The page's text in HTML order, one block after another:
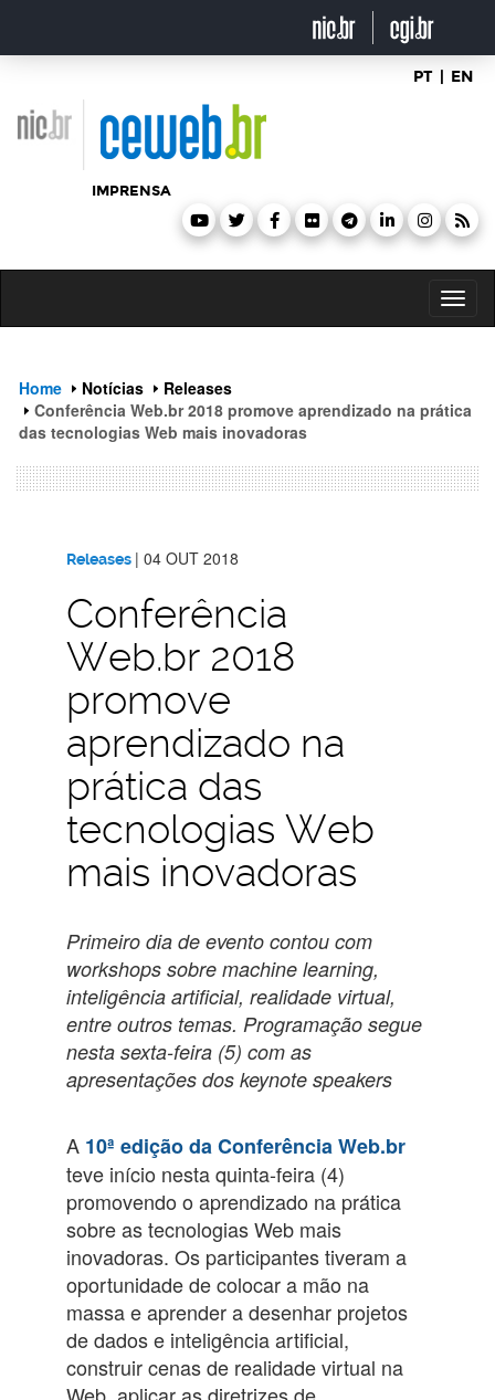
o
PT | EN
IMPRENSA
Home Notícias
Releases
Conferência Web.br 2018 promove aprendizado na prática
das tecnologias Web mais inovadoras
Releases | 04 OUT 2018
Conferência
Web.br 2018
promove
aprendizado na
prática das
tecnologias Web
mais inovadoras
Primeiro dia de evento contou com
workshops sobre machine learning,
inteligência artificial, realidade virtual,
entre outros temas. Programação segue
nesta sexta-feira (5) com as
apresentações dos keynote speakers
A 10ª edição da Conferência Web.br
teve início nesta quinta-feira (4)
promovendo o aprendizado na prática
sobre as tecnologias Web mais
inovadoras. Os participantes tiveram a
oportunidade de colocar a mão na
massa e aprender a desenhar projetos
de dados e inteligência artificial,
construir cenas de realidade virtual na